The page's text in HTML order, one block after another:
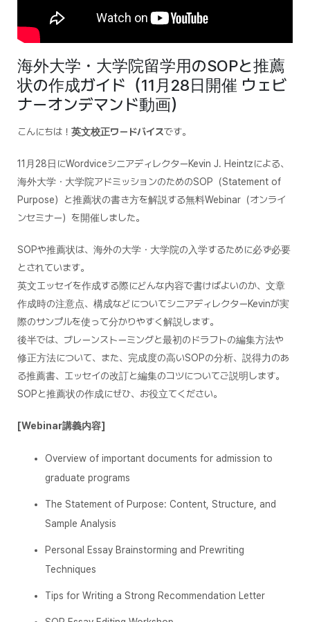
海外大学・大学院留学用のSOPと推薦
状の作成ガイド（11月28日開催 ウェビ
ナーオンデマンド動画）
こんにちは！ 英文校正ワードバイスです。
11月28日にWordviceシニアディレクターKevin J. Heintzによる、
海外大学・大学院アドミッションのためのSOP（Statement of
Purpose）と推薦状の書き方を解説する無料Webinar（オンライ
ンセミナー）を開催しました。
SOPや推薦状は、海外の大学・大学院の入学するために必ず必要
とされています。
英文エッセイを作成する際にどんな内容で書けばよいのか、文章
作成時の注意点、構成などについてシニアディレクターKevinが実
際のサンプルを使って分かりやすく解説します。
後半では、ブレーンストーミングと最初のドラフトの編集方法や
修正方法について、また、完成度の高いSOPの分析、説得力のあ
る推薦書、エッセイの改訂と編集のコツについてご説明します。
SOPと推薦状の作成にぜひ、お役立てください。
[Webinar講義内容]
Overview of important documents for admission to
graduate programs
The Statement of Purpose: Content, Structure, and
Sample Analysis
Personal Essay Brainstorming and Prewriting
Techniques
Tips for Writing a Strong Recommendation Letter